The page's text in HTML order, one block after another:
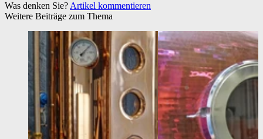
Was denken Sie? Artikel kommentieren
Weitere Beiträge zum Thema